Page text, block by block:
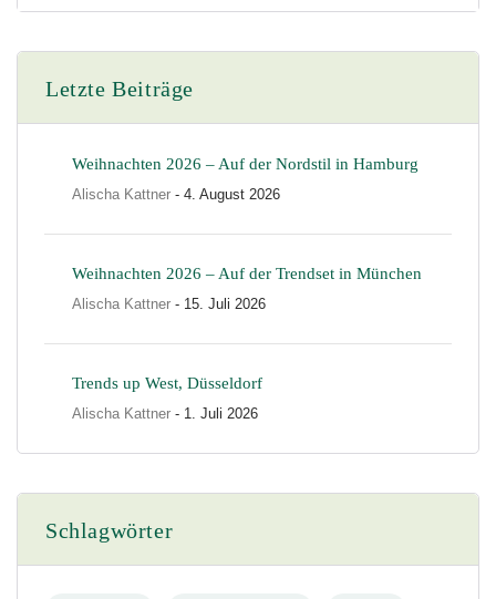
Letzte Beiträge
Weihnachten 2026 – Auf der Nordstil in Hamburg
Alischa Kattner - 4. August 2026
Weihnachten 2026 – Auf der Trendset in München
Alischa Kattner - 15. Juli 2026
Trends up West, Düsseldorf
Alischa Kattner - 1. Juli 2026
Schlagwörter